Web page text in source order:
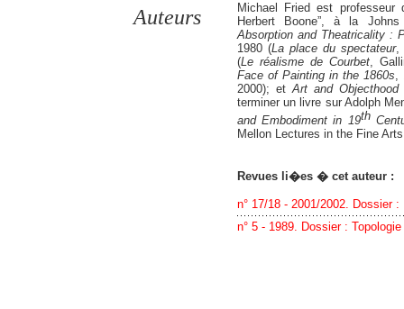
Auteurs
Michael Fried est professeur
Herbert Boone”, à la
Absorption and Theatricality :
1980 (La place du spectateur,
(Le réalisme de Courbet,
Face of Painting in the 1860s,
2000); etArt and
terminer un livre sur Adolph
and Embodiment in 19th
Mellon Lectures in the Fine
Revues li�es � cet auteur :
n° 17/18 - 2001/2002. Dossier
n° 5 - 1989. Dossier :